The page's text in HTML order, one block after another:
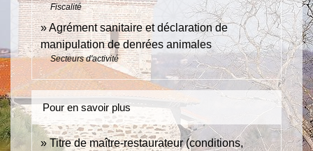
Fiscalité
Agrément sanitaire et déclaration de
manipulation de denrées animales
Secteurs d'activité
Pour en savoir plus
Titre de maître-restaurateur (conditions,